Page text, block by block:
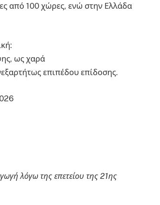
από 100 χώρες, ενώ στην Ελλάδα
ως χαρά
επιπέδου επίδοσης.
λόγω της επετείου της 21ης